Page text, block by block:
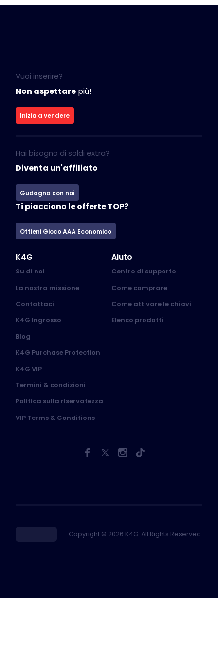
Vuoi inserire?
Non aspettare più!
Inizia a vendere
Hai bisogno di soldi extra?
Diventa un'affiliato
Gudagna con noi
Ti piacciono le offerte TOP?
Ottieni Gioco AAA Economico
K4G
Su di noi
La nostra missione
Contattaci
K4G Ingrosso
Blog
K4G Purchase Protection
K4G VIP
Termini & condizioni
Politica sulla riservatezza
VIP Terms & Conditions
Aiuto
Centro di supporto
Come comprare
Come attivare le chiavi
Elenco prodotti
Copyright © 2026 K4G. All Rights Reserved.